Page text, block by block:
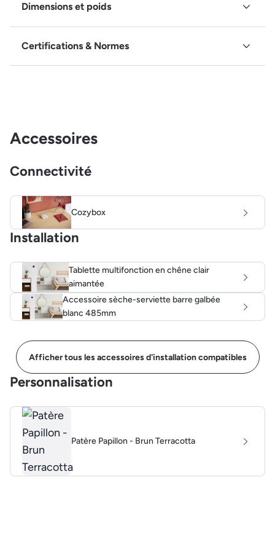
Dimensions et poids
Certifications & Normes
Accessoires
Connectivité
Cozybox
Installation
Tablette multifonction en chêne clair
aimantée
Accessoire sèche-serviette barre galbée
blanc 485mm
Afficher tous les accessoires d'installation compatibles
Personnalisation
Patère Papillon - Brun Terracotta